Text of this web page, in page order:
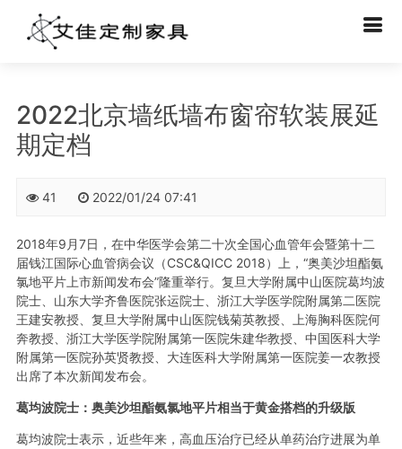
2022北京墙纸墙布窗帘软装展延
期定档
41 2022/01/24 07:41
2018年9月7日，在中华医学会第二十次全国心血管年会暨第十二
届钱江国际心血管病会议（CSC&QICC 2018）上，“奥美沙坦酯氨
氯地平片上市新闻发布会”隆重举行。复旦大学附属中山医院葛均波
院士、山东大学齐鲁医院张运院士、浙江大学医学院附属第二医院
王建安教授、复旦大学附属中山医院钱菊英教授、上海胸科医院何
奔教授、浙江大学医学院附属第一医院朱建华教授、中国医科大学
附属第一医院孙英贤教授、大连医科大学附属第一医院姜一农教授
出席了本次新闻发布会。
葛均波院士：奥美沙坦酯氨氯地平片相当于黄金搭档的升级版
葛均波院士表示，近些年来，高血压治疗已经从单药治疗进展为单